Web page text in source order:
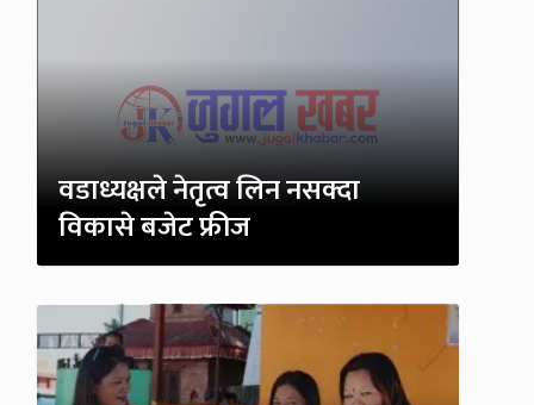
वडाध्यक्षले नेतृत्व लिन नसक्दा
विकासे बजेट फ्रीज